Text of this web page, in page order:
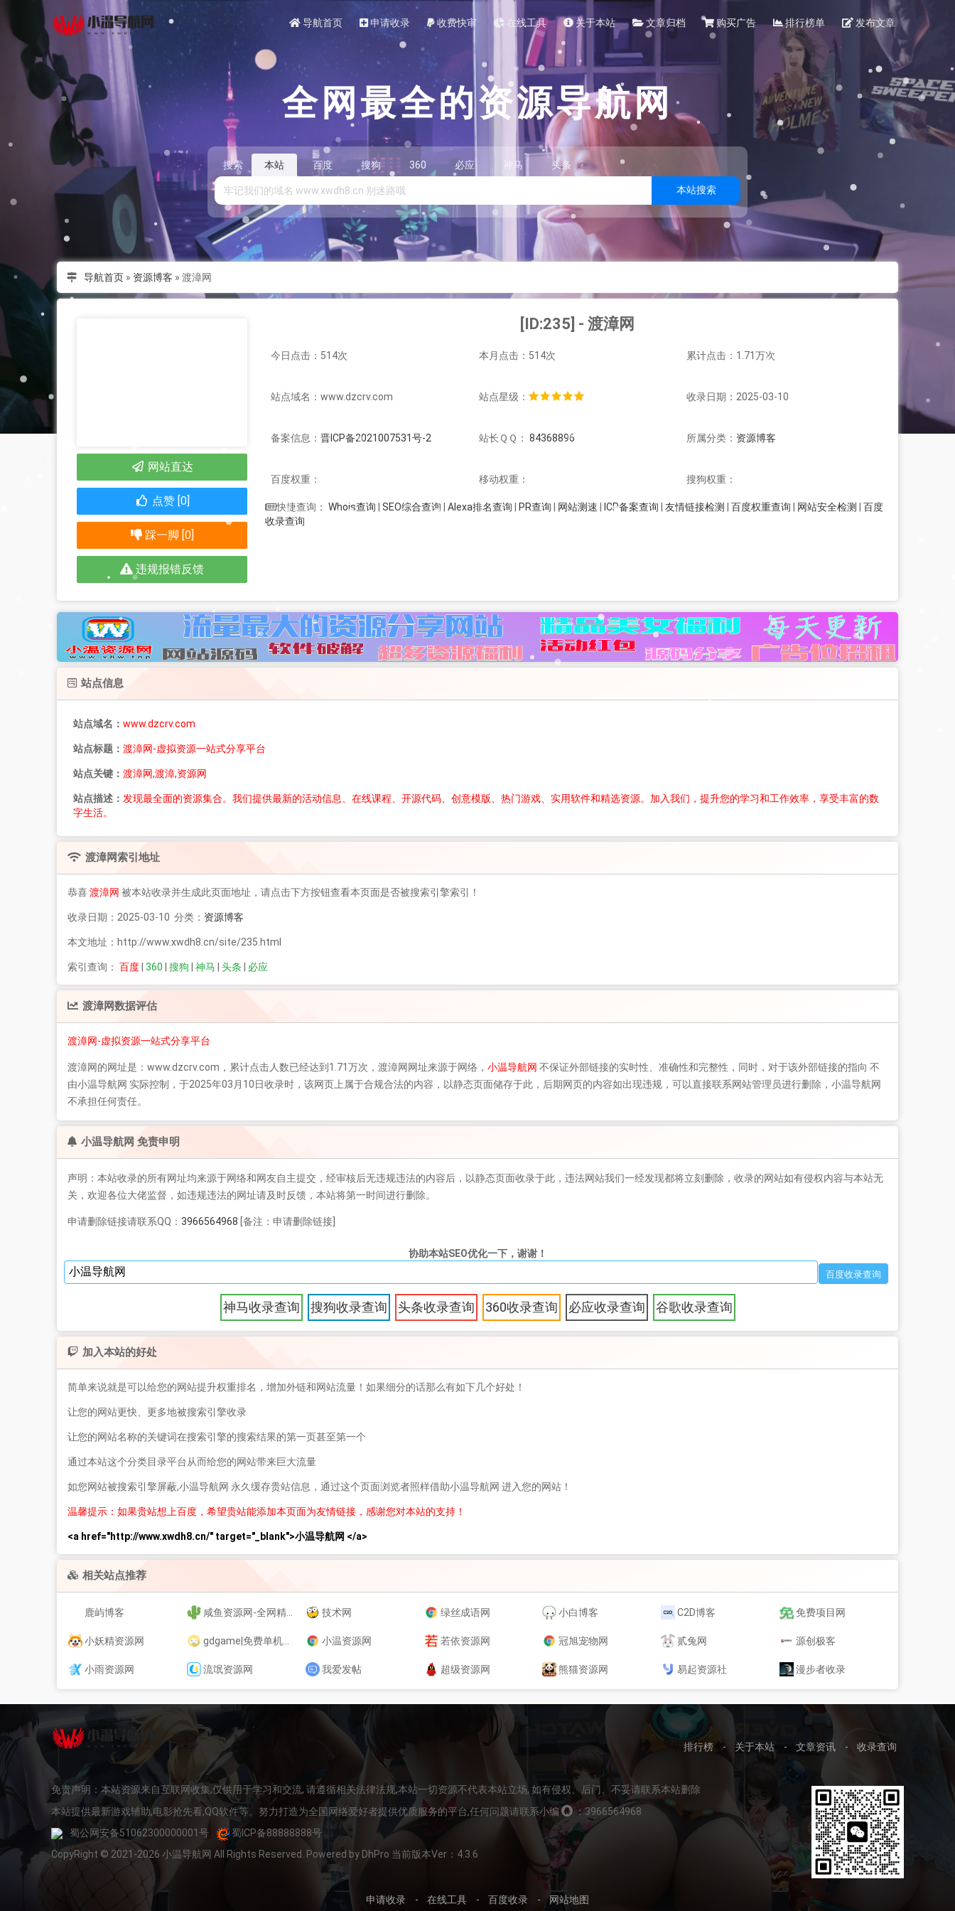
导航首页 申请收录 收费快审 在线工具 关于本站 文章归档 购买广告 排行榜单 发布文章
全网最全的资源导航网
搜索 本站 百度 搜狗 360 必应 神马 头条
本站搜索
导航首页» 资源博客 » 渡漳网
[ID:235] - 渡漳网
今日点击：514次 本月点击：514次 累计点击：1.71万次
站点域名：www.dzcrv.com 站点星级： 收录日期：2025-03-10
备案信息： 晋ICP备2021007531号-2 站长ＱＱ： 84368896 所属分类： 资源博客
百度权重： 移动权重： 搜狗权重：
快捷查询： Whois查询 SEO综合查询 Alexa排名查询 PR查询 网站测速 ICP备案查询 友情链接检测 百度权重查询 网站安全检测
百度
收录查询
网站直达
点赞 [0]
踩一脚 [0]
违规报错反馈
站点信息
站点域名： www.dzcrv.com
站点标题： 渡漳网-虚拟资源一站式分享平台
站点关键： 渡漳网,渡漳,资源网
站点描述： 发现最全面的资源集合。我们提供最新的活动信息、在线课程、开源代码、创意模版、热门游戏、实用软件和精选资源。加入我们，提升您的学习和工作效率，享受丰富的数
字生活。
渡漳网索引地址
恭喜渡漳网 被本站收录并生成此页面地址，请点击下方按钮查看本页面是否被搜索引擎索引！
收录日期：2025-03-10 分类： 资源博客
本文地址：http://www.xwdh8.cn/site/235.html
索引查询： 百度 360 搜狗 神马 头条 必应
渡漳网数据评估
渡漳网-虚拟资源一站式分享平台
渡漳网的网址是：www.dzcrv.com，累计点击人数已经达到1.71万次， 渡漳网 网址来源于网络， 小温导航网 不保证外部链接的实时性、准确性和完整性，同时，对于该外部链接的指向 不
由小温导航网 实际控制，于2025年03月10日收录时，该网页上属于合规合法的内容，以静态页面储存于此，后期网页的内容如出现违规，可以直接联系网站管理员进行删除，小温导航网
不承担任何责任。
小温导航网 免责申明
声明：本站收录的所有网址均来源于网络和网友自主提交，经审核后无违规违法的内容后，以静态页面收录于此，违法网站我们一经发现都将立刻删除，收录的网站如有侵权内容与本站无
关，欢迎各位大佬监督，如违规违法的网址请及时反馈，本站将第一时间进行删除。
申请删除链接请联系QQ： 3966564968 [备注：申请删除链接]
协助本站SEO优化一下，谢谢！
神马收录查询 搜狗收录查询 头条收录查询 360收录查询 必应收录查询 谷歌收录查询
加入本站的好处
简单来说就是可以给您的网站提升权重排名，增加外链和网站流量！如果细分的话那么有如下几个好处！
让您的网站更快、更多地被搜索引擎收录
让您的网站名称的关键词在搜索引擎的搜索结果的第一页甚至第一个
通过本站这个分类目录平台从而给您的网站带来巨大流量
如您网站被搜索引擎屏蔽,小温导航网 永久缓存贵站信息，通过这个页面浏览者照样借助小温导航网 进入您的网站！
温馨提示：如果贵站想上百度，希望贵站能添加本页面为友情链接，感谢您对本站的支持！
<a href="http://www.xwdh8.cn/" target="_blank">小温导航网 </a>
相关站点推荐
鹿屿博客 咸鱼资源网-全网精品资源分享平台_爱收集_爱分享 技术网 绿丝成语网 小白博客 C2D博客 免费项目网
小妖精资源网 gdgame|免费单机游戏 小温资源网 若依资源网 冠旭宠物网 贰兔网 源创极客
小雨资源网 流氓资源网 我爱发帖 超级资源网 熊猫资源网 易起资源社 漫步者收录
排行榜 - 关于本站 - 文章资讯 - 收录查询
免责声明：本站资源来自互联网收集,仅供用于学习和交流, 请遵循相关法律法规,本站一切资源不代表本站立场, 如有侵权、后门、不妥请联系本站删除
本站提供最新游戏辅助,电影抢先看,QQ软件等。努力打造为全国网络爱好者提供优质服务的平台,任何问题请联系小编
：3966564968
蜀公网安备51062300000001号
蜀ICP备88888888号
CopyRight © 2021-2026 小温导航网 All Rights Reserved. Powered by DhPro 当前版本Ver：4.3.6
申请收录 - 在线工具 - 百度收录 - 网站地图